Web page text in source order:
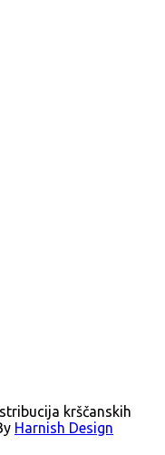
krščanskih
Harnish Design